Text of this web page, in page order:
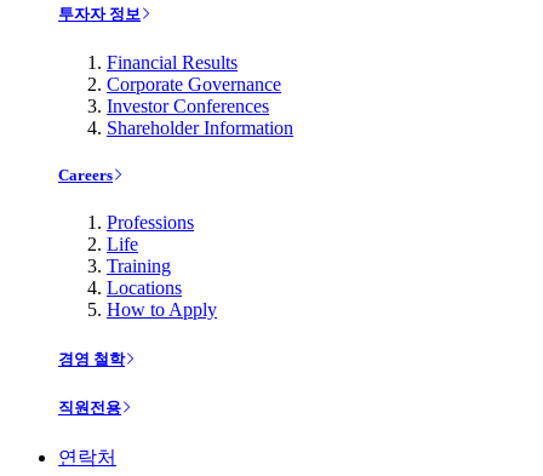
투자자 정보
Financial Results
Corporate Governance
Investor Conferences
Shareholder Information
Careers
Professions
Life
Training
Locations
How to Apply
경영 철학
직원전용
연락처